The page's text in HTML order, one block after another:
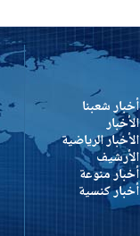
أخبار شعبنا
الأخبار
الأخبار الرياضية
الأرشيف
أخبار منوعة
أخبار كنسية